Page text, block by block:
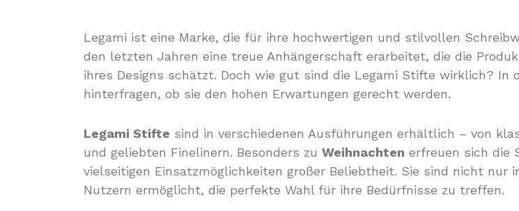
Legami ist eine Marke, die für ihre hochwertigen und stilvollen
den letzten Jahren eine treue Anhängerschaft erarbeitet, die die
ihres Designs schätzt. Doch wie gut sind die Legami Stifte wirklich?
hinterfragen, ob sie den hohen Erwartungen gerecht werden.
Legami Stifte sind in verschiedenen Ausführungen erhältlich – von
und geliebten Finelinern. Besonders zu Weihnachten erfreuen sich die
vielseitigen Einsatzmöglichkeiten großer Beliebtheit. Sie sind nicht nur
Nutzern ermöglicht, die perfekte Wahl für ihre Bedürfnisse zu treffen.